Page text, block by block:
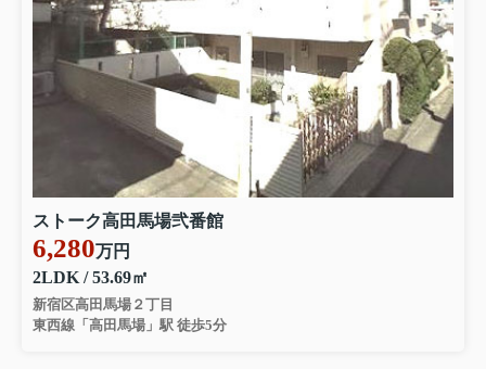
でお悩みの方、これからの相続
対策をご検討の方、仕業の方々
との協業にて専門性の高いコン
サルティングをご提供します。
ストーク高田馬場弐番館
6,280万円
2LDK / 53.69㎡
新宿区高田馬場２丁目
東西線「高田馬場」駅 徒歩5分